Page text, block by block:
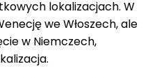
lokalizacjach. W
we Włoszech, ale
w Niemczech,